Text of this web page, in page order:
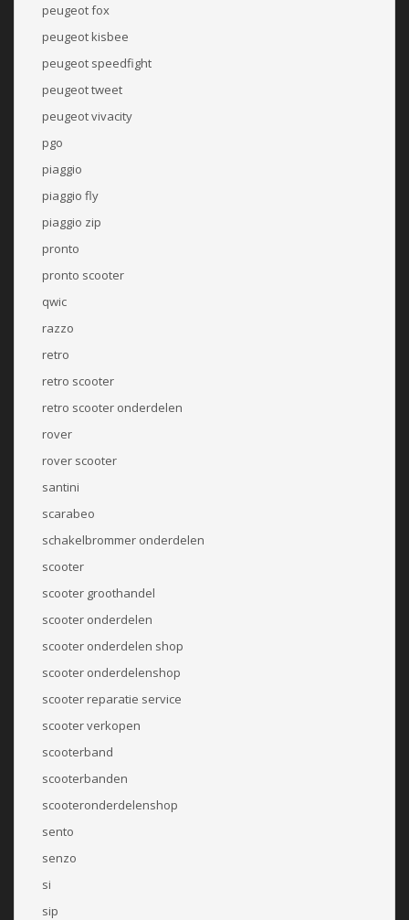
peugeot fox
peugeot kisbee
peugeot speedfight
peugeot tweet
peugeot vivacity
pgo
piaggio
piaggio fly
piaggio zip
pronto
pronto scooter
qwic
razzo
retro
retro scooter
retro scooter onderdelen
rover
rover scooter
santini
scarabeo
schakelbrommer onderdelen
scooter
scooter groothandel
scooter onderdelen
scooter onderdelen shop
scooter onderdelenshop
scooter reparatie service
scooter verkopen
scooterband
scooterbanden
scooteronderdelenshop
sento
senzo
si
sip